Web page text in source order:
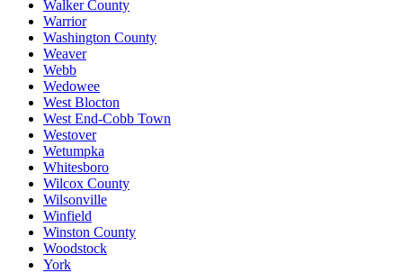
Walker County
Warrior
Washington County
Weaver
Webb
Wedowee
West Blocton
West End-Cobb Town
Westover
Wetumpka
Whitesboro
Wilcox County
Wilsonville
Winfield
Winston County
Woodstock
York